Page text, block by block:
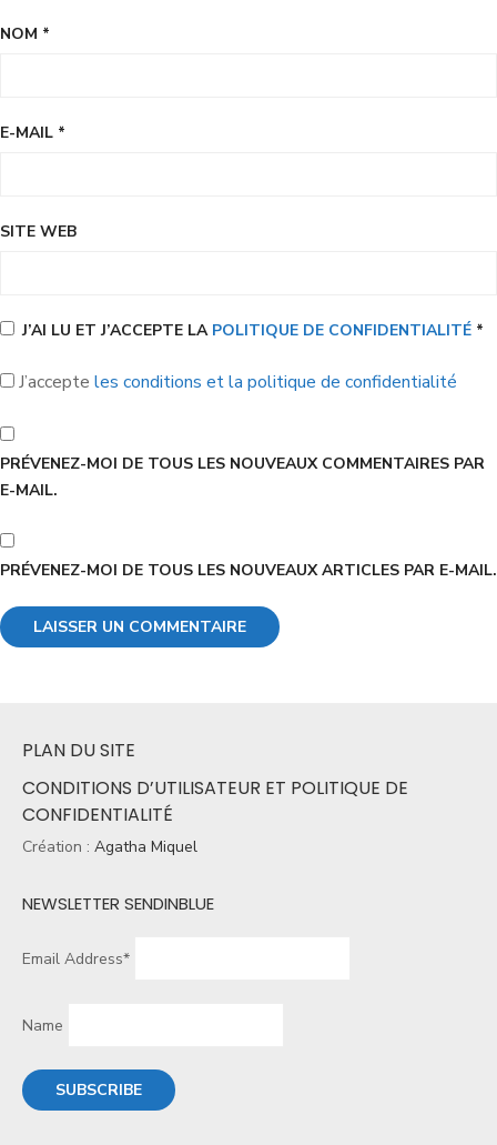
NOM *
E-MAIL *
SITE WEB
J’AI LU ET J’ACCEPTE LA POLITIQUE DE CONFIDENTIALITÉ *
J’accepte les conditions et la politique de confidentialité
PRÉVENEZ-MOI DE TOUS LES NOUVEAUX COMMENTAIRES PAR
E-MAIL.
PRÉVENEZ-MOI DE TOUS LES NOUVEAUX ARTICLES PAR E-MAIL.
PLAN DU SITE
CONDITIONS D’UTILISATEUR ET POLITIQUE DE
CONFIDENTIALITÉ
Création : Agatha Miquel
NEWSLETTER SENDINBLUE
Email Address*
Name